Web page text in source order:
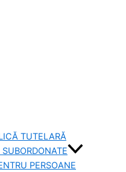
TUTELARĂ
PERSOANE